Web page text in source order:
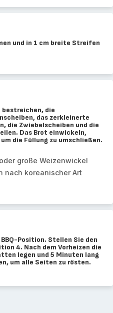
und in 1 cm breite Streifen
bestreichen, die
das zerkleinerte
die Zwiebelscheiben und die
Das Brot einwickeln,
die Füllung zu umschließen.
große Weizenwickel
nach koreanischer Art
Position. Stellen Sie den
4. Nach dem Vorheizen die
legen und 5 Minuten lang
um alle Seiten zu rösten.